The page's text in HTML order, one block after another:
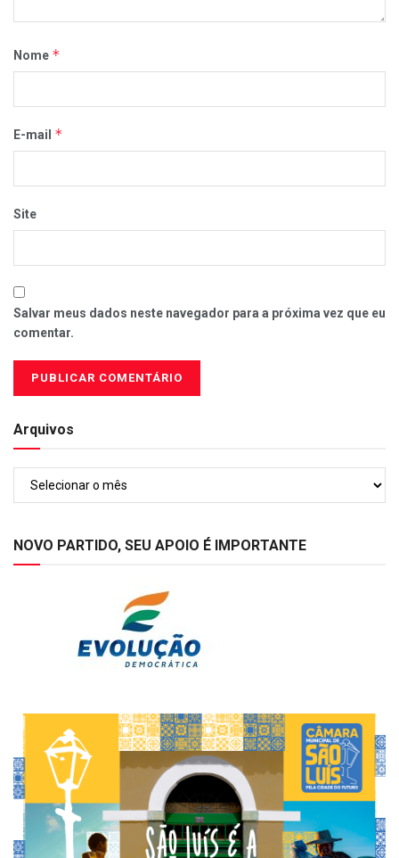
Nome *
E-mail *
Site
Salvar meus dados neste navegador para a próxima vez que eu
comentar.
Arquivos
NOVO PARTIDO, SEU APOIO É IMPORTANTE